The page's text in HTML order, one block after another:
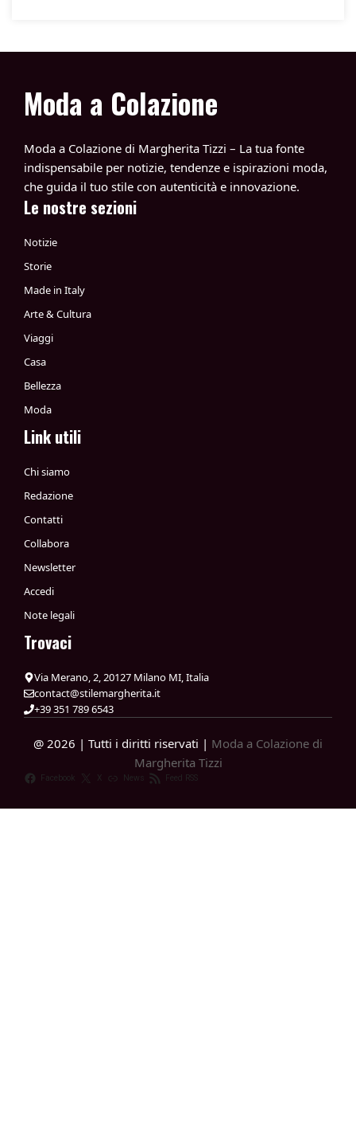
Moda a Colazione
Moda a Colazione di Margherita Tizzi – La tua fonte
indispensabile per notizie, tendenze e ispirazioni moda,
che guida il tuo stile con autenticità e innovazione.
Le nostre sezioni
Notizie
Storie
Made in Italy
Arte & Cultura
Viaggi
Casa
Bellezza
Moda
Link utili
Chi siamo
Redazione
Contatti
Collabora
Newsletter
Accedi
Note legali
Trovaci
Via Merano, 2, 20127 Milano MI, Italia
contact@stilemargherita.it
+39 351 789 6543
@ 2026 | Tutti i diritti riservati | Moda a Colazione di
Margherita Tizzi
Facebook X News Feed RSS